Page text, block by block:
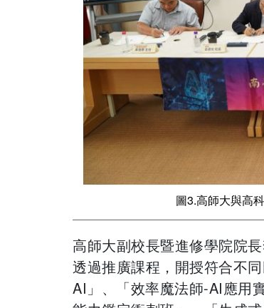
圖3.高師大與高
高師大副校長暨進修學院院
透過推廣課程，開授符合不
AI」、「效率魔法師-AI應用